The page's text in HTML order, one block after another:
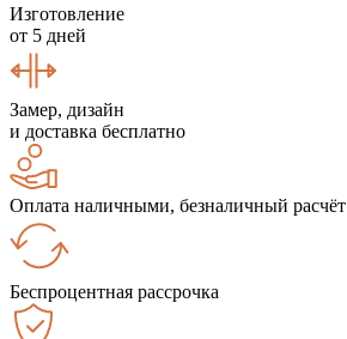
Изготовление
от 5 дней
Замер, дизайн
и доставка бесплатно
Оплата наличными, безналичный расчёт
Беспроцентная рассрочка